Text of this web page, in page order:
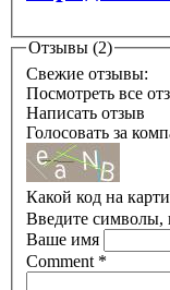
Отзывы (2)
Свежие отзывы:
Посмотреть все
Написать отзыв
Голосовать за
Какой код на
Введите символы,
Ваше имя
Comment *